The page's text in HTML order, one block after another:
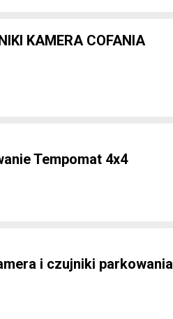
KAMERA COFANIA
Tempomat 4x4
i czujniki parkowania